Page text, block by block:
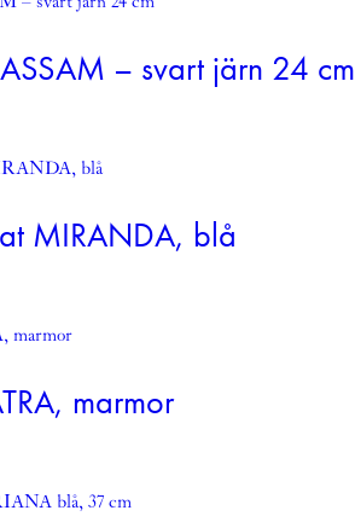
– svart järn 24 cm
MIRANDA, blå
marmor